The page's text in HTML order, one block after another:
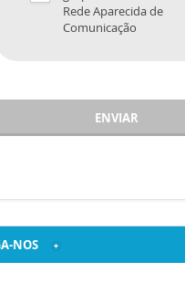
Rede Aparecida de
Comunicação
ENVIAR
NOS